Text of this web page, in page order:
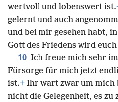
wertvoll und lobenswert ist.
gelernt und auch
und bei mir gesehen habt,
Gott des Friedens wird
10 Ich freue mich sehr
Fürsorge für mich jetzt
ist.+ Ihr wart zwar um mich
nicht die Gelegenheit, es zu